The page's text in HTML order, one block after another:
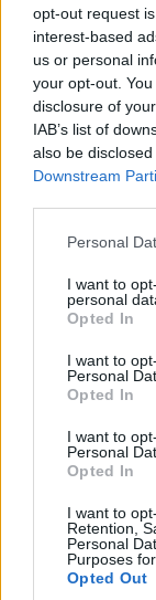
opt-out request
interest-based
us or personal
your opt-out.
disclosure of
IAB’s list of
also be
Downstream
Please note that
not limited to
grant or deny
use your data
consent section.
Personal
I want to
personal
Opted In
I want to
Personal
Opted In
I want to
Personal
Opted In
I want to
Retention,
Personal
Purposes
Opted Out
ΚΟΙΝΩΝΊΑ
1η Έκθεση
Προϊόντων
Νεάπολη –
σε τοπικές
επιχειρήσεις